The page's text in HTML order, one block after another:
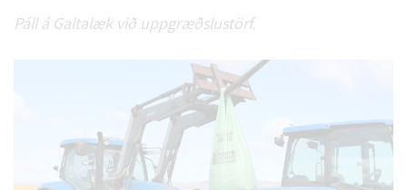
Páll á Galtalæk við uppgræðslustörf.